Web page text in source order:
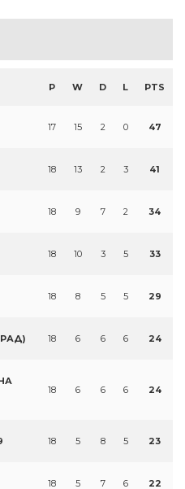
P W D L PTS
17 15 2 0 47
18 13 2 3 41
18 9 7 2 34
18 10 3 5 33
18 8 5 5 29
18 6 6 6 24
18 6 6 6 24
18 5 8 5 23
18 5 7 6 22